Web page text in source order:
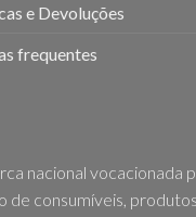
e Devoluções
frequentes
nacional vocacionada
de consumíveis,